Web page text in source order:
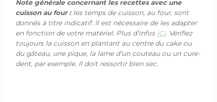
Note générale concernant les recettes avec une
cuisson au four :les temps de cuisson, au four, sont
donnés à titre indicatif. Il est nécessaire de les adapter
en fonction de votre matériel. Plus d’infos ICI. Vérifiez
toujours la cuisson en plantant au centre du cake ou
du gâteau, une pique, la lame d’un couteau ou un cure-
dent, par exemple. Il doit ressortir bien sec.